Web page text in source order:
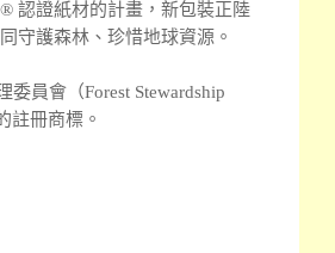
認證紙材的計畫，新包裝正陸
守護森林、珍惜地球資源。
委員會（Forest Stewardship
註冊商標。